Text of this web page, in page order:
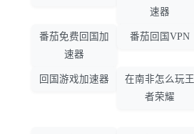
速器
番茄免费回国加
速器
番茄回国VPN
回国游戏加速器
在南非怎么玩王
者荣耀